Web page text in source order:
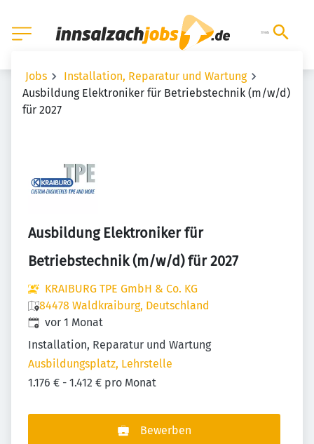
Jobs
Installation, Reparatur und Wartung
Ausbildung Elektroniker für Betriebstechnik (m/w/d)
für 2027
Ausbildung Elektroniker für
Betriebstechnik (m/w/d) für 2027
KRAIBURG TPE GmbH & Co. KG
84478 Waldkraiburg, Deutschland
Veröffentlicht:
vor 1 Monat
Installation, Reparatur und Wartung
Ausbildungsplatz, Lehrstelle
1.176 € - 1.412 € pro Monat
Bewerben